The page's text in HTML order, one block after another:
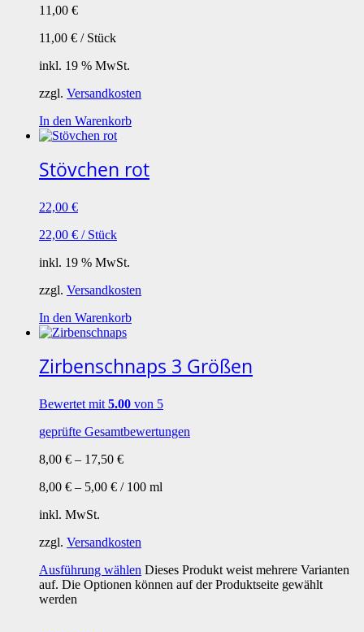
11,00 €
11,00 € / Stück
inkl. 19 % MwSt.
zzgl. Versandkosten
In den Warenkorb
Stövchen rot
22,00 €
22,00 € / Stück
inkl. 19 % MwSt.
zzgl. Versandkosten
In den Warenkorb
Zirbenschnaps 3 Größen
Bewertet mit 5.00 von 5
geprüfte Gesamtbewertungen
8,00 € – 17,50 €
8,00 € – 5,00 € / 100 ml
inkl. MwSt.
zzgl. Versandkosten
Ausführung wählen Dieses Produkt weist mehrere Varianten
auf. Die Optionen können auf der Produktseite gewählt
werden